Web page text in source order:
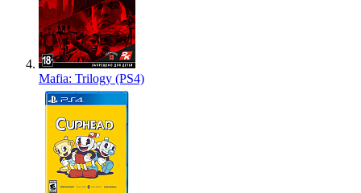
Mafia: Trilogy (PS4)